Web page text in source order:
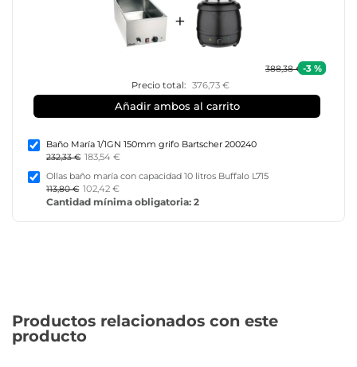
+
388,38 € -3 %
Precio total: 376,73 €
Añadir ambos al carrito
Baño María 1/1GN 150mm grifo Bartscher 200240
232,33 € 183,54 €
Ollas baño maría con capacidad 10 litros Buffalo L715
113,80 € 102,42 €
Cantidad mínima obligatoria: 2
Productos relacionados con este
producto